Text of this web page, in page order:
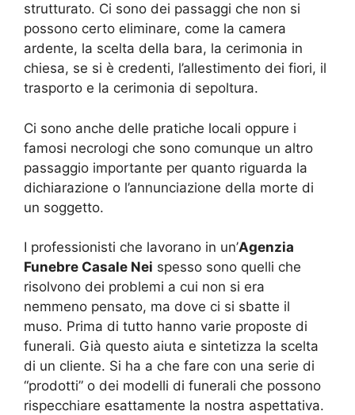
strutturato. Ci sono dei passaggi che non si
possono certo eliminare, come la camera
ardente, la scelta della bara, la cerimonia in
chiesa, se si è credenti, l’allestimento dei fiori, il
trasporto e la cerimonia di sepoltura.
Ci sono anche delle pratiche locali oppure i
famosi necrologi che sono comunque un altro
passaggio importante per quanto riguarda la
dichiarazione o l’annunciazione della morte di
un soggetto.
I professionisti che lavorano in un’Agenzia
Funebre Casale Nei spesso sono quelli che
risolvono dei problemi a cui non si era
nemmeno pensato, ma dove ci si sbatte il
muso. Prima di tutto hanno varie proposte di
funerali. Già questo aiuta e sintetizza la scelta
di un cliente. Si ha a che fare con una serie di
“prodotti” o dei modelli di funerali che possono
rispecchiare esattamente la nostra aspettativa.